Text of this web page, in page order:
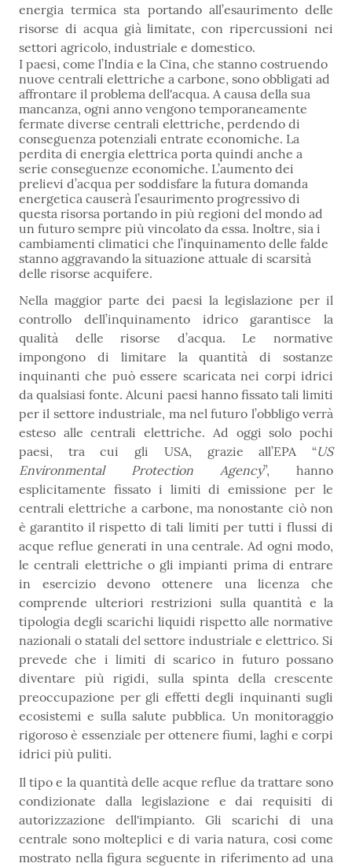
energia termica sta portando all’esaurimento delle
risorse di acqua già limitate, con ripercussioni nei
settori agricolo, industriale e domestico.
I paesi, come l’India e la Cina, che stanno costruendo
nuove centrali elettriche a carbone, sono obbligati ad
affrontare il problema dell'acqua. A causa della sua
mancanza, ogni anno vengono temporaneamente
fermate diverse centrali elettriche, perdendo di
conseguenza potenziali entrate economiche. La
perdita di energia elettrica porta quindi anche a
serie conseguenze economiche. L’aumento dei
prelievi d’acqua per soddisfare la futura domanda
energetica causerà l’esaurimento progressivo di
questa risorsa portando in più regioni del mondo ad
un futuro sempre più vincolato da essa. Inoltre, sia i
cambiamenti climatici che l’inquinamento delle falde
stanno aggravando la situazione attuale di scarsità
delle risorse acquifere.
Nella maggior parte dei paesi la legislazione per il
controllo dell’inquinamento idrico garantisce la
qualità delle risorse d’acqua. Le normative
impongono di limitare la quantità di sostanze
inquinanti che può essere scaricata nei corpi idrici
da qualsiasi fonte. Alcuni paesi hanno fissato tali limiti
per il settore industriale, ma nel futuro l’obbligo verrà
esteso alle centrali elettriche. Ad oggi solo pochi
paesi, tra cui gli USA, grazie all’EPA “US
Environmental Protection Agency”, hanno
esplicitamente fissato i limiti di emissione per le
centrali elettriche a carbone, ma nonostante ciò non
è garantito il rispetto di tali limiti per tutti i flussi di
acque reflue generati in una centrale. Ad ogni modo,
le centrali elettriche o gli impianti prima di entrare
in esercizio devono ottenere una licenza che
comprende ulteriori restrizioni sulla quantità e la
tipologia degli scarichi liquidi rispetto alle normative
nazionali o statali del settore industriale e elettrico. Si
prevede che i limiti di scarico in futuro possano
diventare più rigidi, sulla spinta della crescente
preoccupazione per gli effetti degli inquinanti sugli
ecosistemi e sulla salute pubblica. Un monitoraggio
rigoroso è essenziale per ottenere fiumi, laghi e corpi
idrici più puliti.
Il tipo e la quantità delle acque reflue da trattare sono
condizionate dalla legislazione e dai requisiti di
autorizzazione dell'impianto. Gli scarichi di una
centrale sono molteplici e di varia natura, cosi come
mostrato nella figura seguente in riferimento ad una